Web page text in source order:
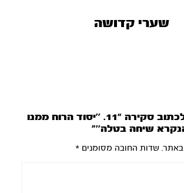
שערי קדושה
היה הראשון לכתוב סקירה “11. ’’יסוד הרוח ממנו
שיחה בטלה’’”
באתר. שדות החובה מסומנים*